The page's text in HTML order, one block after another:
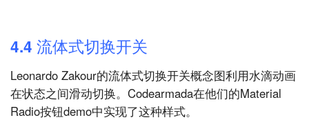
4.4 流体式切换开关
Leonardo Zakour的流体式切换开关概念图利用水滴动画
在状态之间滑动切换。Codearmada在他们的Material
Radio按钮demo中实现了这种样式。